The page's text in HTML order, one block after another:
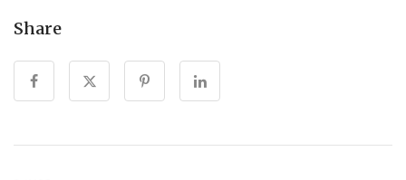
Share